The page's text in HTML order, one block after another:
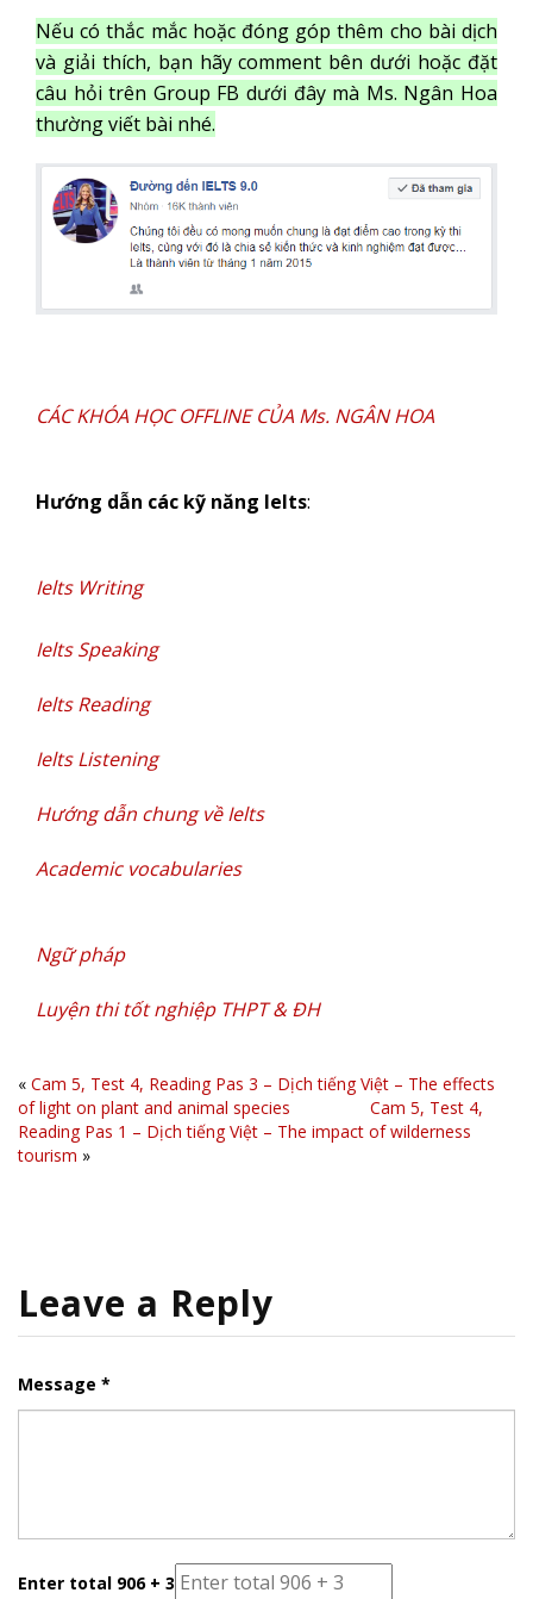
Nếu có thắc mắc hoặc đóng góp thêm cho bài dịch
và giải thích, bạn hãy comment bên dưới hoặc đặt
câu hỏi trên Group FB dưới đây mà Ms. Ngân Hoa
thường viết bài nhé.
CÁC KHÓA HỌC OFFLINE CỦA Ms. NGÂN HOA
Hướng dẫn các kỹ năng Ielts:
Ielts Writing
Ielts Speaking
Ielts Reading
Ielts Listening
Hướng dẫn chung về Ielts
Academic vocabularies
Ngữ pháp
Luyện thi tốt nghiệp THPT & ĐH
« Cam 5, Test 4, Reading Pas 3 – Dịch tiếng Việt – The effects
of light on plant and animal species
Cam 5, Test 4,
Reading Pas 1 – Dịch tiếng Việt – The impact of wilderness
tourism »
Leave a Reply
Message *
Enter total 906 + 3